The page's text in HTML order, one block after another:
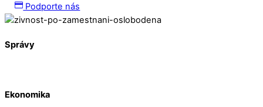
Podporte nás
Správy
Ekonomika